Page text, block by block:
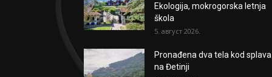
Ekologija, mokrogorska letnja
škola
5. август 2026.
Pronađena dva tela kod splava
na Đetinji